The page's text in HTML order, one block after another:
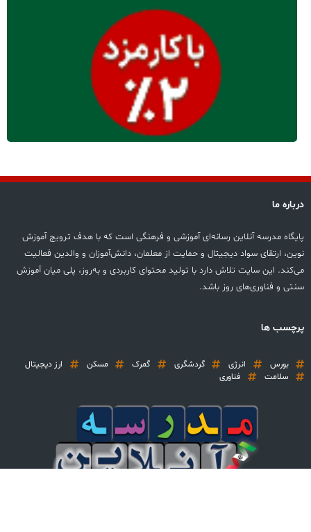
درباره ما
پایگاه مدرسه آنلاین رسانه‌ای آموزشی و فرهنگی است که با هدف ترویج آموزش
نوین، ارتقای سواد دیجیتال و حمایت از معلمان، دانش‌آموزان و والدین فعالیت
می‌کند. این سایت تلاش دارد با تولید محتوای کاربردی و به‌روز، پلی میان آموزش
سنتی و فناوری‌های روز باشد.
پرچسب ها
بورس انرژی گردشگری گمرک مسکن
ارز دیجیتال
سلامت
فناوری